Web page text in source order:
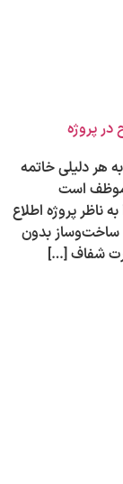
پروژه
هر دلیلی خاتمه
موظف است
پروژه اطلاع
بدون
شفاف […]